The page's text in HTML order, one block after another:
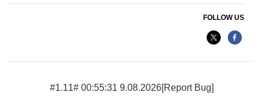
FOLLOW US
9.08.2026 00:55:31 #1.11#